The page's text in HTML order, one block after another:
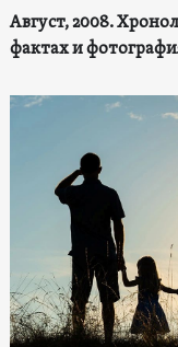
Август, 2008.
фактах и